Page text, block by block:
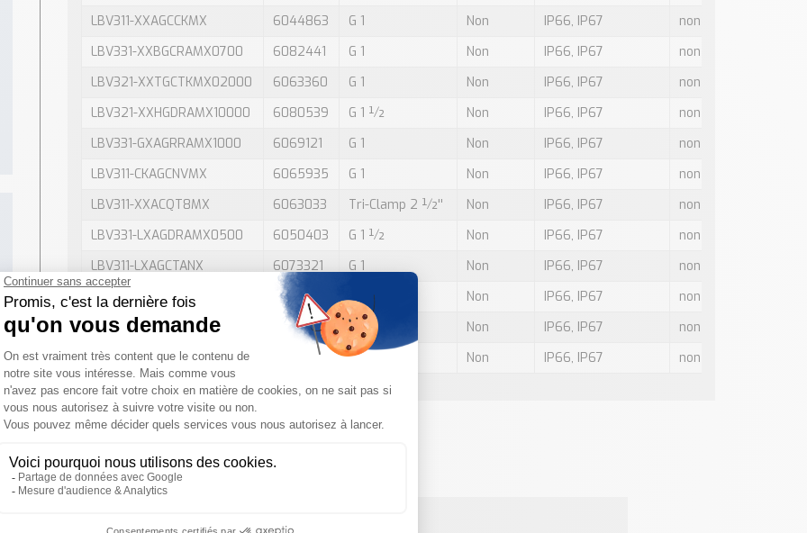
LBV311-XXAGCCKMX
6044863 G 1 Non IP66, IP67
non
LBV331-XXBGCRAMX0700
6082441 G 1 Non IP66, IP67
non
LBV321-XXTGCTKMX02000
6063360 G 1 Non IP66, IP67
non
LBV321-XXHGDRAMX10000
6080539 G 1 ½ Non IP66, IP67
non
LBV331-GXAGRRAMX1000
6069121 G 1 Non IP66, IP67
non
LBV311-CKAGCNVMX
6065935 G 1 Non IP66, IP67
non
LBV311-XXACQT8MX
6063033 Tri-Clamp 2 ½'' Non IP66, IP67
non
LBV331-LXAGDRAMX0500
6050403 G 1 ½ Non IP66, IP67
non
LBV311-LXAGCTANX
6073321 G 1 Non IP66, IP67
non
LBV311-LXAGCTAMX
6054807 G 1 Non IP66, IP67
non
LBV321-XXTGDRAMX00500
6075194 G 1 ½ Non IP66, IP67
non
LBV321-XXTGCRKMX01000
6044869 G 1 Non IP66, IP67 non